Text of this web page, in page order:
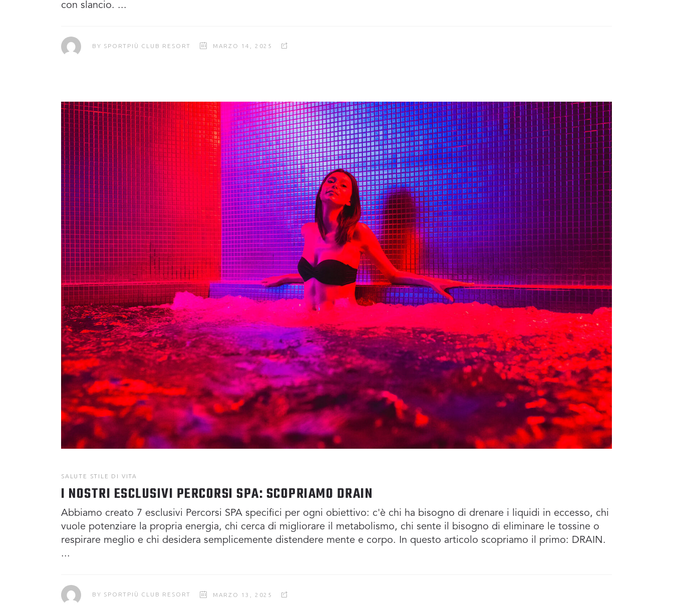
con slancio.
BY SPORTPIÙ CLUB RESORT MARZO 14, 2025
SALUTE STILE DI VITA
I NOSTRI ESCLUSIVI PERCORSI SPA: SCOPRIAMO DRAIN
Abbiamo creato 7 esclusivi Percorsi SPA specifici per ogni obiettivo: c'è chi ha bisogno di drenare i liquidi in eccesso, chi
vuole potenziare la propria energia, chi cerca di migliorare il metabolismo, chi sente il bisogno di eliminare le tossine o
respirare meglio e chi desidera semplicemente distendere mente e corpo. In questo articolo scopriamo il primo: DRAIN.
BY SPORTPIÙ CLUB RESORT MARZO 13, 2025